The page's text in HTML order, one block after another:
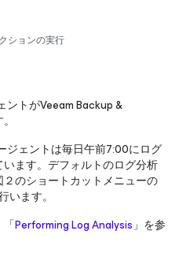
ションの実行
ントがVeeam Backup &
ジェントは毎日午前7:00にログ
ます。デフォルトのログ分析
のショートカットメニューの
います。
「Performing Log Analysis」を参